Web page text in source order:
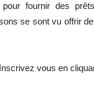
fournir des
se sont vu offrir
vous en